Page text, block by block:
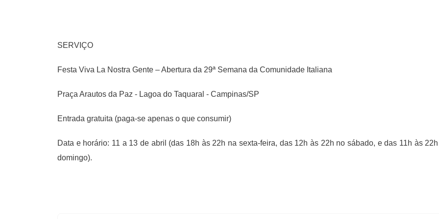
SERVIÇO
Festa Viva La Nostra Gente – Abertura da 29ª Semana da Comunidade Italiana
Praça Arautos da Paz - Lagoa do Taquaral - Campinas/SP
Entrada gratuita (paga-se apenas o que consumir)
Data e horário: 11 a 13 de abril (das 18h às 22h na sexta-feira, das 12h às 22h no sábado, e das 11h às
domingo).